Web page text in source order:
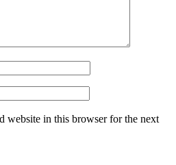
website in this browser for the next